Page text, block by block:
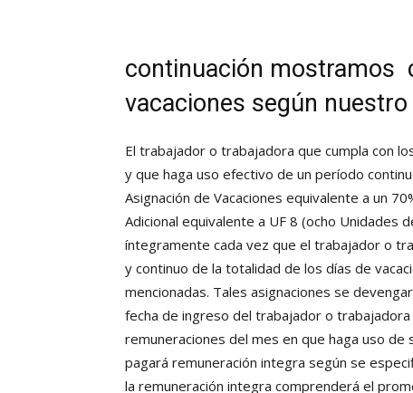
continuación mostramos
vacaciones según
El trabajador o trabajadora que cumpla con
y que haga uso efectivo de un período
Asignación de Vacaciones equivalente a un
Adicional equivalente a UF 8 (ocho Unidades
íntegramente cada vez que el trabajador o
y continuo de la totalidad de los días de
mencionadas. Tales asignaciones se
fecha de ingreso del trabajador o trabajadora
remuneraciones del mes en que haga uso
pagará remuneración integra según se
la remuneración integra comprenderá el